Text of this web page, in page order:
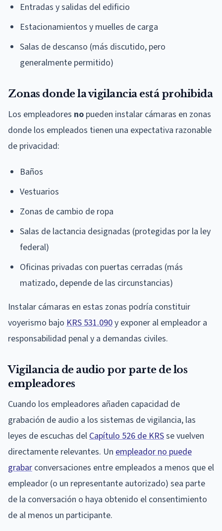
Entradas y salidas del edificio
Estacionamientos y muelles de carga
Salas de descanso (más discutido, pero
generalmente permitido)
Zonas donde la vigilancia está prohibida
Los empleadores no pueden instalar cámaras en zonas
donde los empleados tienen una expectativa razonable
de privacidad:
Baños
Vestuarios
Zonas de cambio de ropa
Salas de lactancia designadas (protegidas por la ley
federal)
Oficinas privadas con puertas cerradas (más
matizado, depende de las circunstancias)
Instalar cámaras en estas zonas podría constituir
voyerismo bajo KRS 531.090y exponer al empleador a
responsabilidad penal y a demandas civiles.
Vigilancia de audio por parte de los
empleadores
Cuando los empleadores añaden capacidad de
grabación de audio a los sistemas de vigilancia, las
leyes de escuchas del Capítulo 526 de KRSse vuelven
directamente relevantes. Un empleador no puede
grabar conversaciones entre empleados a menos que el
empleador (o un representante autorizado) sea parte
de la conversación o haya obtenido el consentimiento
de al menos un participante.